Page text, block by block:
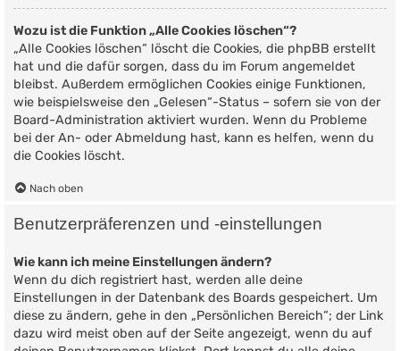
Wozu ist die Funktion „Alle Cookies löschen“?
„Alle Cookies löschen“ löscht die Cookies, die phpBB erstellt
hat und die dafür sorgen, dass du im Forum angemeldet
bleibst. Außerdem ermöglichen Cookies einige Funktionen,
wie beispielsweise den „Gelesen“-Status – sofern sie von der
Board-Administration aktiviert wurden. Wenn du Probleme
bei der An- oder Abmeldung hast, kann es helfen, wenn du
die Cookies löscht.
Nach oben
Benutzerpräferenzen und -einstellungen
Wie kann ich meine Einstellungen ändern?
Wenn du dich registriert hast, werden alle deine
Einstellungen in der Datenbank des Boards gespeichert. Um
diese zu ändern, gehe in den „Persönlichen Bereich“; der Link
dazu wird meist oben auf der Seite angezeigt, wenn du auf